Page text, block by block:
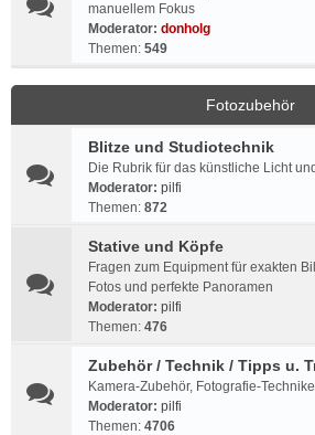
manuellem Fokus
Moderator: donholg
Themen: 549
Fotozubehör
Blitze und Studiotechnik
Die Rubrik für das künstliche Licht
Moderator: pilfi
Themen: 872
Stative und Köpfe
Fragen zum Equipment für exakten
Fotos und perfekte Panoramen
Moderator: pilfi
Themen: 476
Zubehör / Technik / Tipps u.
Kamera-Zubehör, Fotografie-
Moderator: pilfi
Themen: 4706